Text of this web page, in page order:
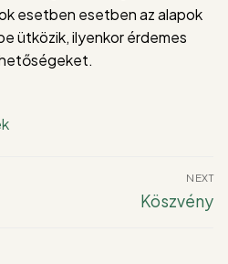
esetben esetben az alapok
ütközik, ilyenkor érdemes
NEXT
Next
Köszvény